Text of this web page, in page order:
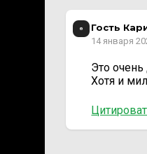
Гость
14 января
Это очень
Хотя и